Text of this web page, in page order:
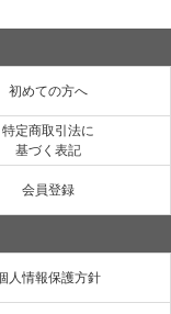
初めての方へ
特定商取引法に
基づく表記
会員登録
人情報保護方針